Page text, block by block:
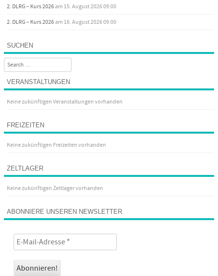
2. DLRG – Kurs 2026am 15. August 2026 09:00
2. DLRG – Kurs 2026am 16. August 2026 09:00
SUCHEN
Search
VERANSTALTUNGEN
Keine zukünftigen Veranstaltungen vorhanden
FREIZEITEN
Keine zukünftigen Freizeiten vorhanden
ZELTLAGER
Keine zukünftigen Zeltlager vorhanden
ABONNIERE UNSEREN NEWSLETTER